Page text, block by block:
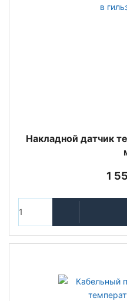
Накладной датчик
1